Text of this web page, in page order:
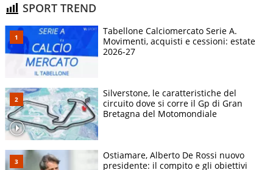
SPORT TREND
Tabellone Calciomercato Serie A.
Movimenti, acquisti e cessioni: estate
2026-27
Silverstone, le caratteristiche del
circuito dove si corre il Gp di Gran
Bretagna del Motomondiale
Ostiamare, Alberto De Rossi nuovo
presidente: il compito e gli obiettivi